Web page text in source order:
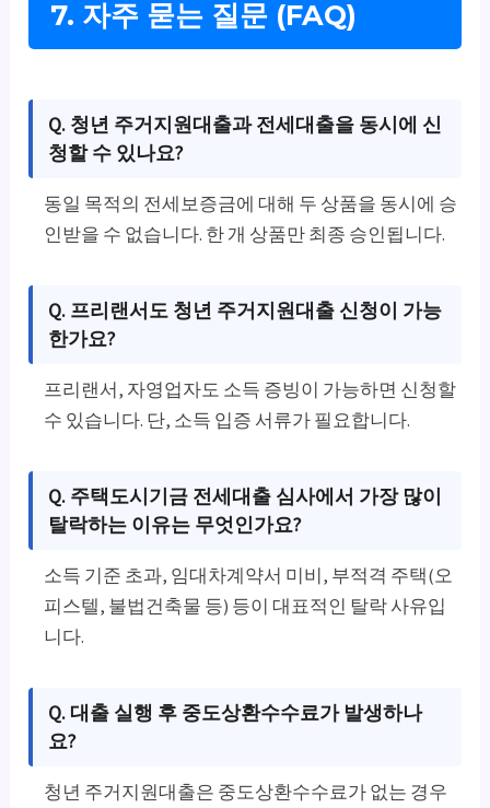
7. 자주 묻는 질문 (FAQ)
Q. 청년 주거지원대출과 전세대출을 동시에 신
청할 수 있나요?
동일 목적의 전세보증금에 대해 두 상품을 동시에 승
인받을 수 없습니다. 한 개 상품만 최종 승인됩니다.
Q. 프리랜서도 청년 주거지원대출 신청이 가능
한가요?
프리랜서, 자영업자도 소득 증빙이 가능하면 신청할
수 있습니다. 단, 소득 입증 서류가 필요합니다.
Q. 주택도시기금 전세대출 심사에서 가장 많이
탈락하는 이유는 무엇인가요?
소득 기준 초과, 임대차계약서 미비, 부적격 주택(오
피스텔, 불법건축물 등) 등이 대표적인 탈락 사유입
니다.
Q. 대출 실행 후 중도상환수수료가 발생하나
요?
청년 주거지원대출은 중도상환수수료가 없는 경우